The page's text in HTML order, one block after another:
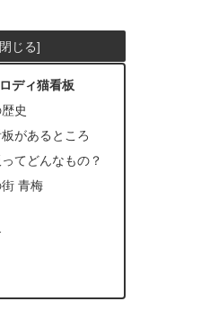
ディ猫看板
史
板があるところ
てどんなもの？
青梅